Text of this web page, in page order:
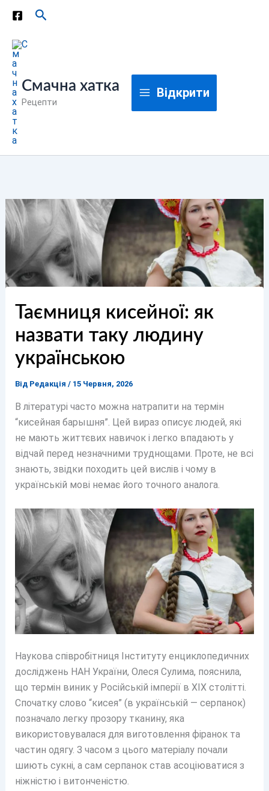
Перейти
вмісту
Пошук
Смачна хатка
Рецепти
Відкрити
Таємниця кисейної: як
назвати таку людину
українською
Від Редакція / 15 Червня, 2026
В літературі часто можна натрапити на термін
“кисейная барышня”. Цей вираз описує людей, які
не мають життєвих навичок і легко впадають у
відчай перед незначними труднощами. Проте, не всі
знають, звідки походить цей вислів і чому в
українській мові немає його точного аналога.
Наукова співробітниця Інституту енциклопедичних
досліджень НАН України, Олеся Сулима, пояснила,
що термін виник у Російській імперії в XIX столітті.
Спочатку слово “кисея” (в українській — серпанок)
позначало легку прозору тканину, яка
використовувалася для виготовлення фіранок та
частин одягу. З часом з цього матеріалу почали
шиють сукні, а сам серпанок став асоціюватися з
ніжністю і витонченістю.